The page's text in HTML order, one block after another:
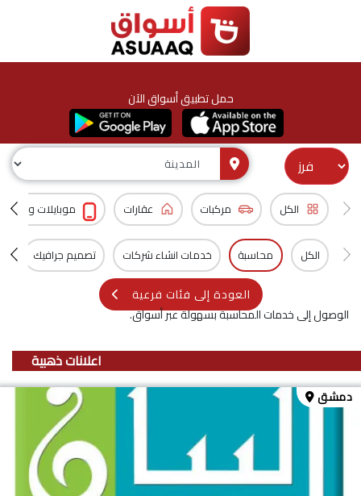
حمل تطبيق أسواق الآن
الكل مركبات عقارات موبايلات و
الكل محاسبة خدمات انشاء شركات تصميم جرافيك
العودة إلى فئات فرعية
الوصول إلى خدمات المحاسبة بسهولة عبر أسواق.
اعلانات ذهبية
دمشق